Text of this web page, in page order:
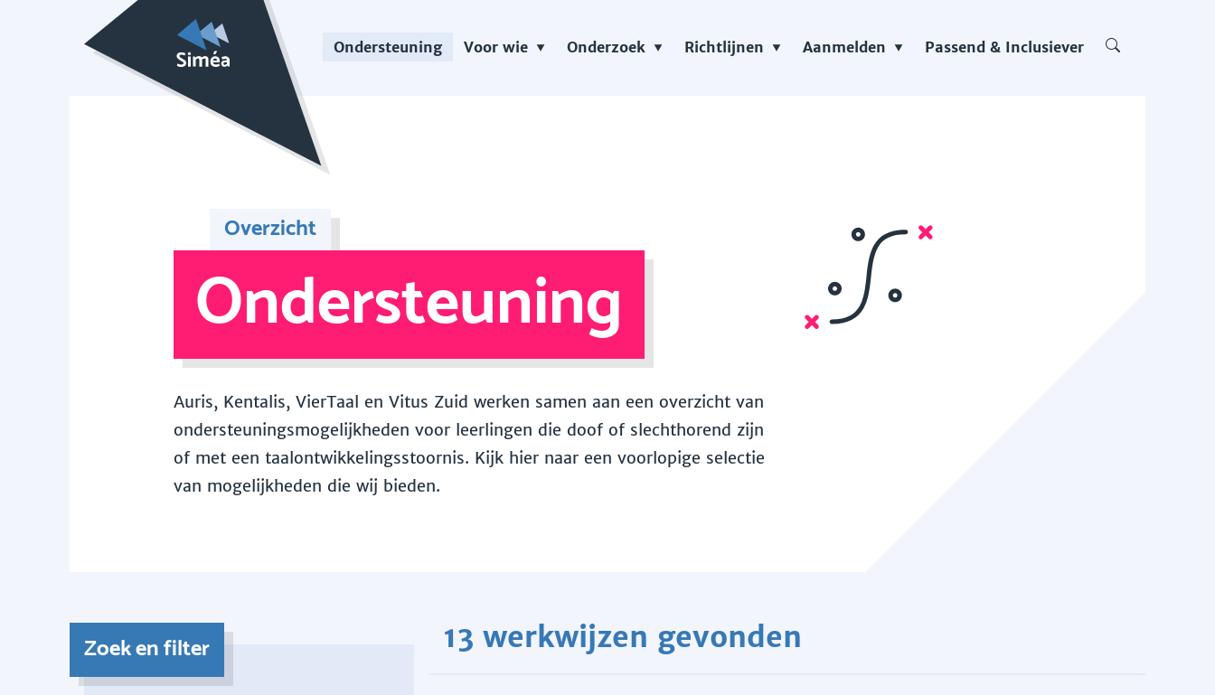
Ondersteuning Voor wie Onderzoek Richtlijnen Aanmelden Passend & Inclusiever
Overzicht
Ondersteuning
Auris, Kentalis, VierTaal en Vitus Zuid werken samen aan een overzicht van
ondersteuningsmogelijkheden voor leerlingen die doof of slechthorend zijn
of met een taalontwikkelingsstoornis. Kijk hier naar een voorlopige selectie
van mogelijkheden die wij bieden.
Zoek en filter 13 werkwijzen gevonden